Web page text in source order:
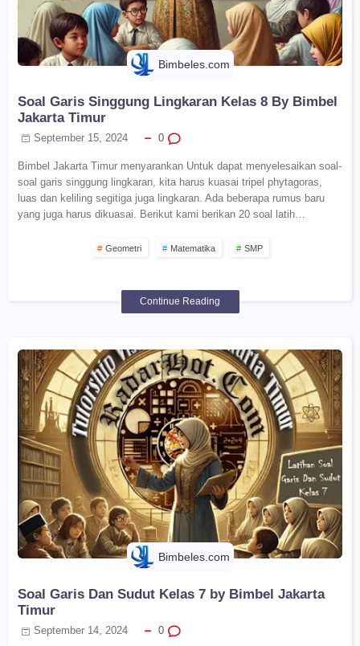
Soal Garis Singgung Lingkaran Kelas 8 By Bimbel
Jakarta Timur
September 15, 2024 0
Bimbel Jakarta Timur menyarankan Untuk dapat menyelesaikan soal-
soal garis singgung lingkaran, kita harus kuasai tripel phytagoras,
luas dan keliling segitiga juga lingkaran. Ada beberapa rumus baru
yang juga harus dikuasai. Berikut kami berikan 20 soal latih…
Geometri Matematika SMP
Bimbeles.com
Continue Reading
Soal Garis Dan Sudut Kelas 7 by Bimbel Jakarta
Timur
September 14, 2024 0
Bimbeles.com